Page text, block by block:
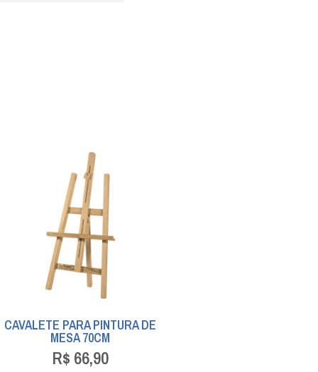
CAVALETE PARA PINTURA DE
MESA 70CM
R$ 66,90